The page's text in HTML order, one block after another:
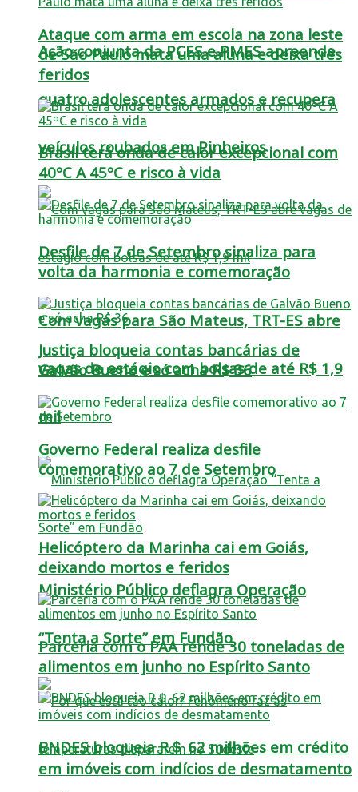
Ação conjunta da PCES e PMES apreende
quatro adolescentes armados e recupera
veículos roubados em Pinheiros
Com vagas para São Mateus, TRT-ES abre
vagas de estágio com bolsas de até R$ 1,9
mil
Ministério Público deflagra Operação
“Tenta a Sorte” em Fundão
Ataque com arma em escola na zona leste
de São Paulo mata uma aluna e deixa três
feridos
Brasil terá onda de calor excepcional com
40ºC A 45ºC e risco à vida
Desfile de 7 de Setembro sinaliza para
volta da harmonia e comemoração
Justiça bloqueia contas bancárias de
Galvão Bueno e só acha R$ 36
Governo Federal realiza desfile
comemorativo ao 7 de Setembro
Helicóptero da Marinha cai em Goiás,
deixando mortos e feridos
Parceria com o PAA rende 30 toneladas de
alimentos em junho no Espírito Santo
BNDES bloqueia R＄ 62 milhões em crédito
em imóveis com indícios de desmatamento